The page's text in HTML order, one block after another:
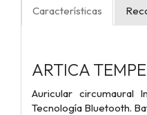
Características
ARTICA
Auricular circumaural
Tecnología Bluetooth.